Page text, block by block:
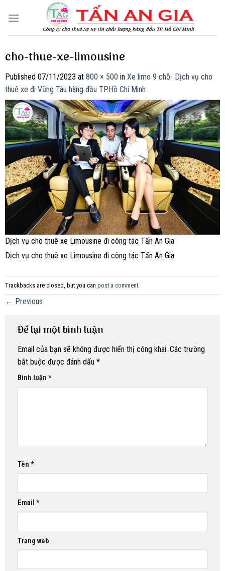
cho-thue-xe-limousine
Published 07/11/2023 at 800 × 500 in Xe limo 9 chỗ- Dịch vụ cho
thuê xe đi Vũng Tàu hàng đầu TP.Hồ Chí Minh
Dịch vụ cho thuê xe Limousine đi công tác Tấn An Gia
Dịch vụ cho thuê xe Limousine đi công tác Tấn An Gia
Trackbacks are closed, but you can post a comment
← Previous
Để lại một bình luận
Email của bạn sẽ không được hiển thị công khai. Các trường
bắt buộc được đánh dấu *
Bình luận *
Tên *
Email *
Trang web